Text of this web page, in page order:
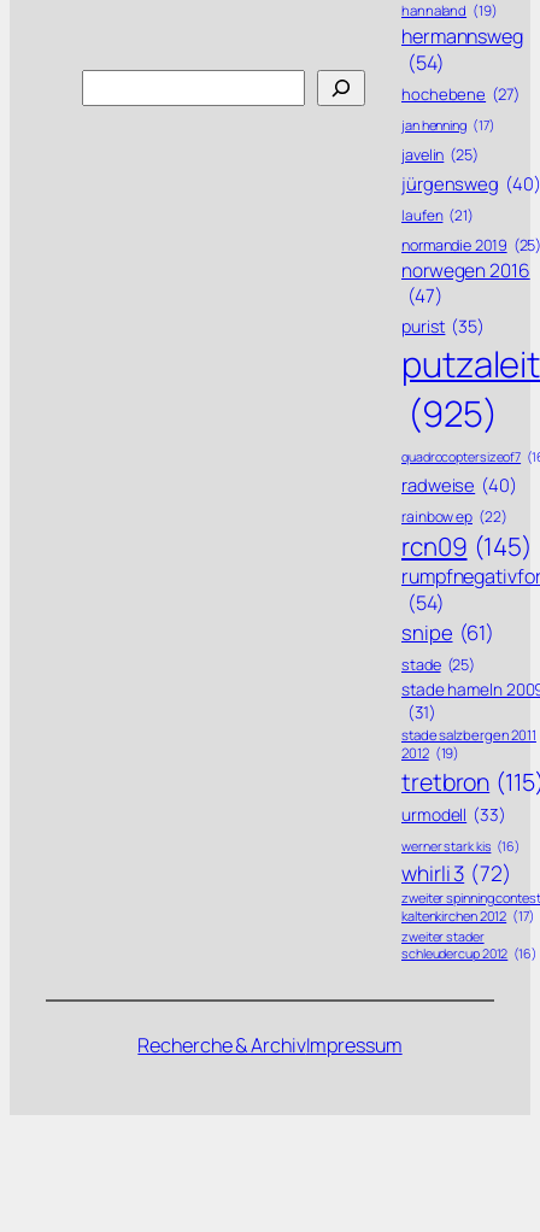
hannaland (19)
hermannsweg
(54)
hochebene (27)
jan henning (17)
javelin (25)
jürgensweg (40)
laufen (21)
normandie 2019
norwegen 2016
(47)
purist (35)
putzaleit
(925)
quadrocoptersizeof7
radweise (40)
rainbow ep (22)
rcn09 (145)
(54)
snipe (61)
stade (25)
stade hameln
(31)
stade salzbergen 2011
2012 (19)
tretbron
urmodell (33)
werner stark kis (16)
whirli 3 (72)
zweiter spinning contest
kaltenkirchen 2012 (17)
zweiter stader
schleudercup 2012 (16)
Recherche & ArchivImpressum